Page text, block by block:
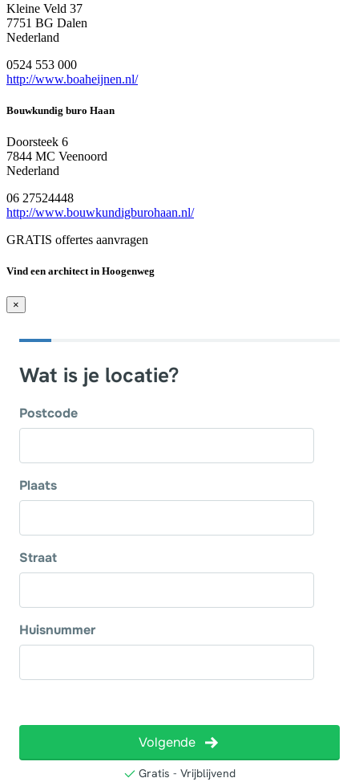
Kleine Veld 37
7751 BG Dalen
Nederland
0524 553 000
http://www.boaheijnen.nl/
Bouwkundig buro Haan
Doorsteek 6
7844 MC Veenoord
Nederland
06 27524448
http://www.bouwkundigburohaan.nl/
GRATIS offertes aanvragen
Vind een architect in Hoogenweg
×